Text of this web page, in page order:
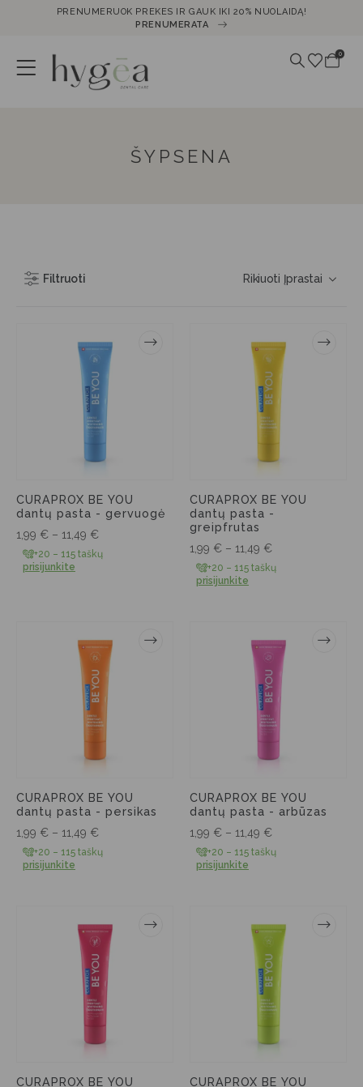
PRENUMERUOK PREKES IR GAUK IKI 20% NUOLAIDĄ!
PRENUMERATA
0
ŠYPSENA
Filtruoti
CURAPROX BE YOU
dantų pasta - gervuogė
1,99 € – 11,49 €
+20 – 115 taškų
prisijunkite
CURAPROX BE YOU
dantų pasta -
greipfrutas
1,99 € – 11,49 €
+20 – 115 taškų
prisijunkite
CURAPROX BE YOU
dantų pasta - persikas
1,99 € – 11,49 €
+20 – 115 taškų
prisijunkite
CURAPROX BE YOU
dantų pasta - arbūzas
1,99 € – 11,49 €
+20 – 115 taškų
prisijunkite
CURAPROX BE YOU
CURAPROX BE YOU